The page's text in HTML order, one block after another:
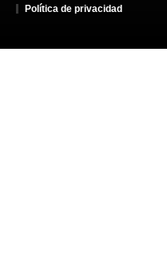
Política de privacidad